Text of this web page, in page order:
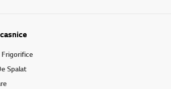
Spalat